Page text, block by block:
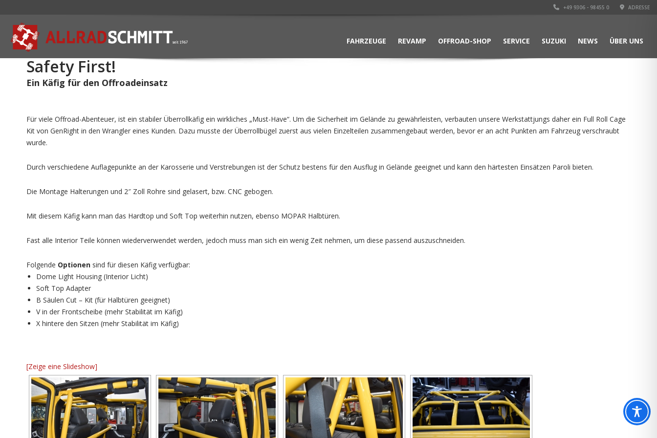
+49 9306 - 98455 0 ADRESSE
FAHRZEUGE REVAMP OFFROAD-SHOP SERVICE SUZUKI NEWS ÜBER UNS
Safety First!
Ein Käfig für den Offroadeinsatz
Für viele Offroad-Abenteuer, ist ein stabiler Überrollkäfig ein wirkliches „Must-Have“. Um die Sicherheit im Gelände zu gewährleisten, verbauten unsere Werkstattjungs daher ein Full Roll Cage
Kit von GenRight in den Wrangler eines Kunden. Dazu musste der Überrollbügel zuerst aus vielen Einzelteilen zusammengebaut werden, bevor er an acht Punkten am Fahrzeug verschraubt
wurde.
Durch verschiedene Auflagepunkte an der Karosserie und Verstrebungen ist der Schutz bestens für den Ausflug in Gelände geeignet und kann den härtesten Einsätzen Paroli bieten.
Die Montage Halterungen und 2″ Zoll Rohre sind gelasert, bzw. CNC gebogen.
Mit diesem Käfig kann man das Hardtop und Soft Top weiterhin nutzen, ebenso MOPAR Halbtüren.
Fast alle Interior Teile können wiederverwendet werden, jedoch muss man sich ein wenig Zeit nehmen, um diese passend auszuschneiden.
Folgende Optionensind für diesen Käfig verfügbar:
Dome Light Housing (Interior Licht)
Soft Top Adapter
B Säulen Cut – Kit (für Halbtüren geeignet)
V in der Frontscheibe (mehr Stabilität im Käfig)
X hintere den Sitzen (mehr Stabilität im Käfig)
[Zeige eine Slideshow]